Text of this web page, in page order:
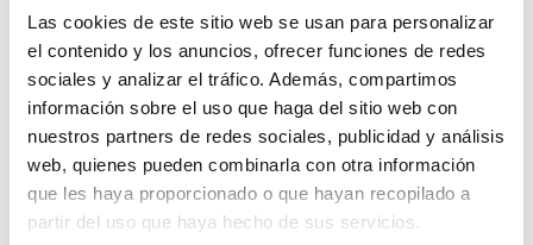
Las cookies de este sitio web se usan para personalizar
el contenido y los anuncios, ofrecer funciones de redes
sociales y analizar el tráfico. Además, compartimos
información sobre el uso que haga del sitio web con
nuestros partners de redes sociales, publicidad y análisis
web, quienes pueden combinarla con otra información
que les haya proporcionado o que hayan recopilado a
partir del uso que haya hecho de sus servicios.
osservare l’embrione prima rispetto a quella
Cosa fare se l’embrione non è visibile durante la
Se l’ecografia viene eseguita tra la 5ª e la 6ª settimana di
gravidanza e si osserva la camera gestazionale, si consiglia di
attendere una settimana e ripetere l’esame. La mancata